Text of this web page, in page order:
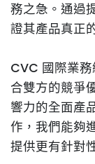
務之急。通過
證其產品真正
CVC 國際業
合雙方的競爭
響力的全面產
作，我們能夠
提供更有針對